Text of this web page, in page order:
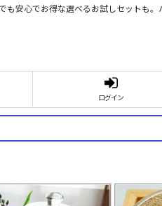
安心でお得な選べるお試しセットも。
ログイン